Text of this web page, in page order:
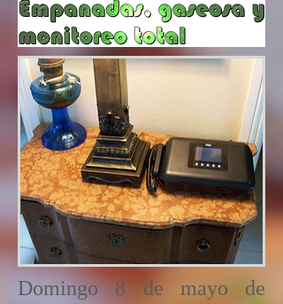
Domingo 8 de mayo de